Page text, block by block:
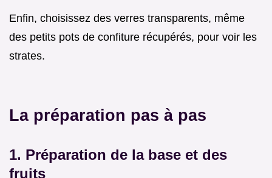
Enfin, choisissez des verres transparents, même
des petits pots de confiture récupérés, pour voir les
strates.
La préparation pas à pas
1. Préparation de la base et des
fruits